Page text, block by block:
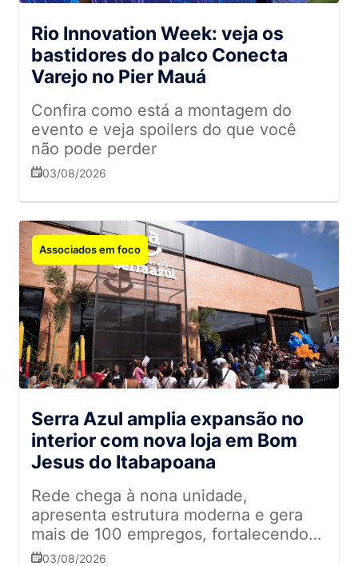
Rio Innovation Week: veja os
bastidores do palco Conecta
Varejo no Pier Mauá
Confira como está a montagem do
evento e veja spoilers do que você
não pode perder
03/08/2026
Associados em foco
Serra Azul amplia expansão no
interior com nova loja em Bom
Jesus do Itabapoana
Rede chega à nona unidade,
apresenta estrutura moderna e gera
mais de 100 empregos, fortalecendo
sua presença no mercado fluminense
03/08/2026